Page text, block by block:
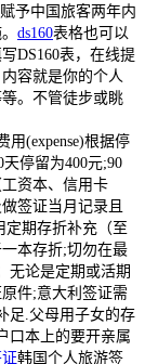
予中国旅客两年内
ds160表格也可以
DS160表，在线提
容就是你的个人
。不管徒步或眺
(expense)根据停
停留为400元;90
资本、信用卡
签证当月记录且
定期存折补充（至
本存折;切勿在最
无论是定期或活期
件;意大利签证需
足.父母用子女的存
口本上的要开亲属
韩国个人旅游签